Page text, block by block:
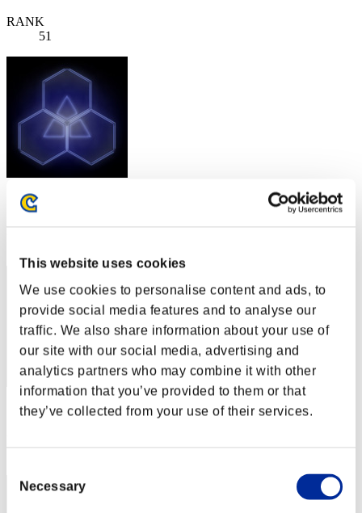
This website uses cookies
We use cookies to personalise content and ads, to
provide social media features and to analyse our
traffic. We also share information about your use of
our site with our social media, advertising and
analytics partners who may combine it with other
information that you’ve provided to them or that
they’ve collected from your use of their services.
Selection
Necessary
RANK
51
スコア: -
RANK
スコア: -